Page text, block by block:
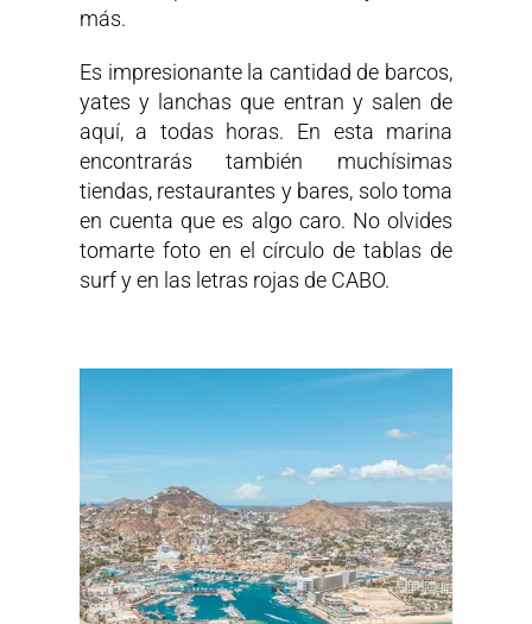
más.
Es impresionante la cantidad de barcos,
yates y lanchas que entran y salen de
aquí, a todas horas. En esta marina
encontrarás también muchísimas
tiendas, restaurantes y bares, solo toma
en cuenta que es algo caro. No olvides
tomarte foto en el círculo de tablas de
surf y en las letras rojas de CABO.